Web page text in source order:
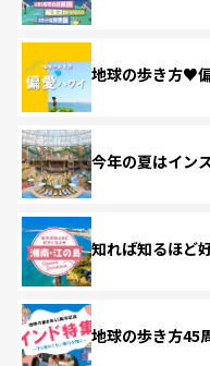
地球の歩き方♥
今年の夏はイン
知れば知るほど
地球の歩き方45